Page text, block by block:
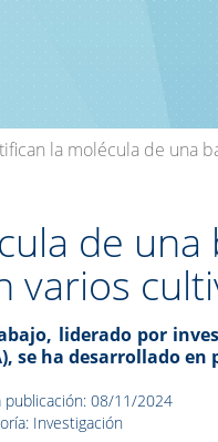
la molécula de una
de una
varios
liderado por
se ha desarrollado
publicación: 08/11/2024
Investigación